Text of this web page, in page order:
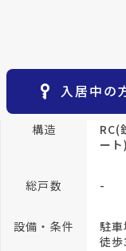
検索条件
閲覧履歴
マイホームを考
ご購入の流れ・
key_vertical 入居中の
種別 賃
構造
RC(
ート)
総戸数 -
設備・条件
駐
徒